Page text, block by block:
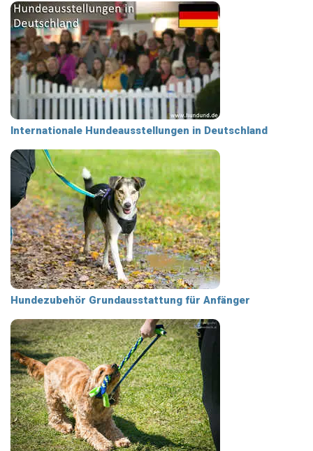
Internationale Hundeausstellungen in Deutschland
Hundezubehör Grundausstattung für Anfänger